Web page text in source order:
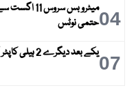
04
میٹرو بس
حتمی نوٹس
07یکے بعد دیگرے 2 ہیلی کاپٹر گر کر تباہ؛ متعدد ہلاکتیں